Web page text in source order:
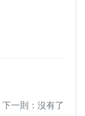
下一則：沒有了